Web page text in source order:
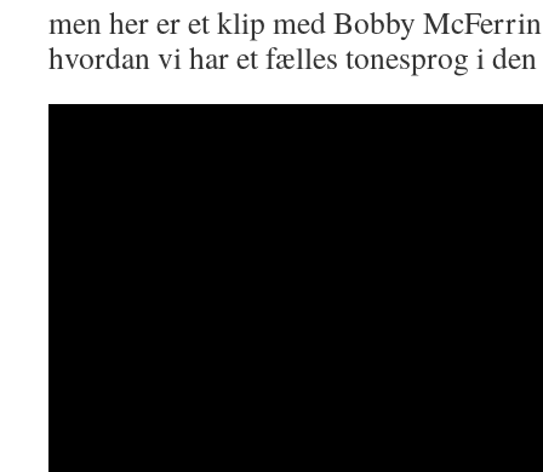
men her er et klip med Bobby
hvordan vi har et fælles tonesprog i den